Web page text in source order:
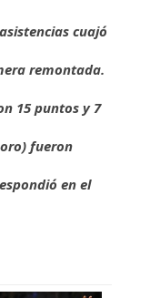
cuajó
remontada.
15 puntos y 7
fueron
en el